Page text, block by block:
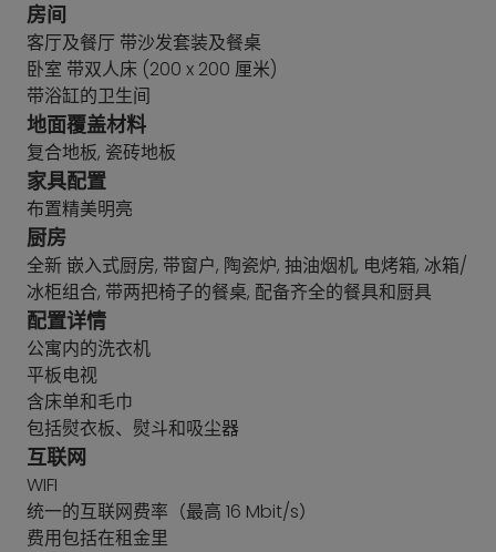
房间
客厅及餐厅 带沙发套装及餐桌
卧室 带双人床 (200 x 200 厘米)
带浴缸的卫生间
地面覆盖材料
复合地板, 瓷砖地板
家具配置
布置精美明亮
厨房
全新 嵌入式厨房, 带窗户, 陶瓷炉, 抽油烟机, 电烤箱, 冰箱/
冰柜组合, 带两把椅子的餐桌, 配备齐全的餐具和厨具
配置详情
公寓内的洗衣机
平板电视
含床单和毛巾
包括熨衣板、熨斗和吸尘器
互联网
WIFI
统一的互联网费率（最高 16 Mbit/s）
费用包括在租金里